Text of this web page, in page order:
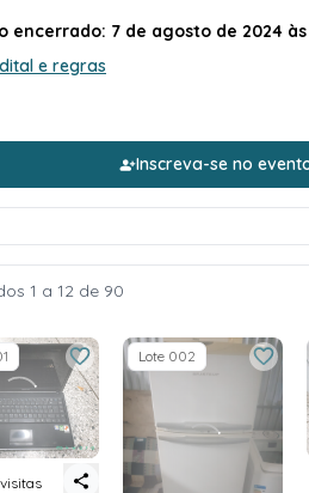
encerrado: 7 de agosto de 2024 às
e regras
Inscreva-se no
1 a 12 de 90
Lote 002